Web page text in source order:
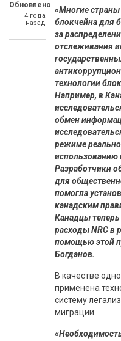
Обновлено
4 года
назад
«Многие
блокчейна для
за
отслеживания
технологии
Например, в
обмен
режиме
использованию
Разработчики
для
помогла
канадским
Канадцы
расходы NRC в
помощью этой
Богданов.
В качестве
применена
систему
миграции.